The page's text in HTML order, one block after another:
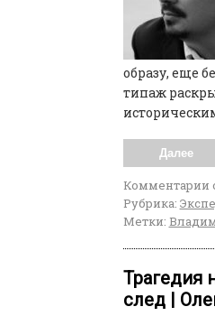
образу, еще
типаж
Далее
Комментарии
Рубрика:
Метки:
Трагедия
след |